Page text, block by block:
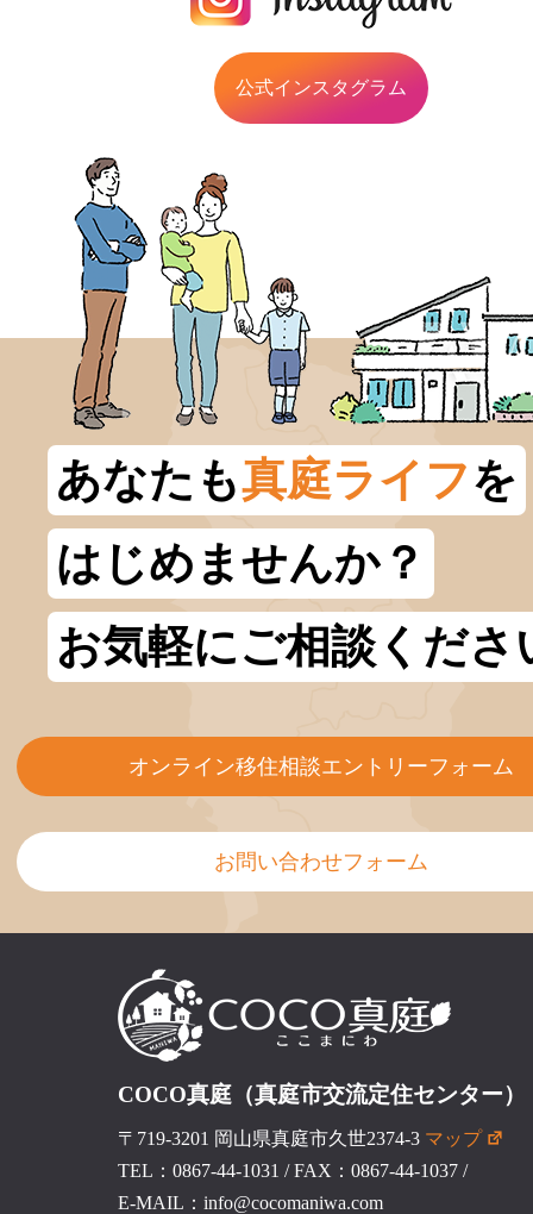
公式インスタグラム
あなたも真庭ライフを
はじめませんか？
お気軽にご相談くださ
オンライン移住相談エントリーフォーム
お問い合わせフォーム
COCO真庭（真庭市交流定住センター）
〒719-3201 岡山県真庭市久世2374-3 マップ
TEL：0867-44-1031 /FAX：0867-44-1037/
E-MAIL：info@cocomaniwa.com